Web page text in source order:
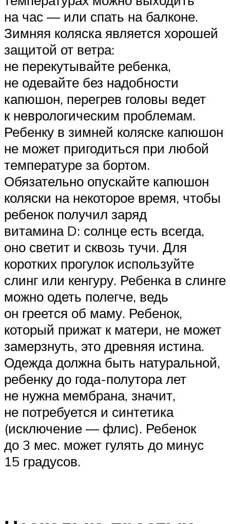
на час — или спать на балконе.
Зимняя коляска является хорошей
защитой от ветра:
не перекутывайте ребенка,
не одевайте без надобности
капюшон, перегрев головы ведет
к неврологическим проблемам.
Ребенку в зимней коляске капюшон
не может пригодиться при любой
температуре за бортом.
Обязательно опускайте капюшон
коляски на некоторое время, чтобы
ребенок получил заряд
витамина D: солнце есть всегда,
оно светит и сквозь тучи. Для
коротких прогулок используйте
слинг или кенгуру. Ребенка в слинге
можно одеть полегче, ведь
он греется об маму. Ребенок,
который прижат к матери, не может
замерзнуть, это древняя истина.
Одежда должна быть натуральной,
ребенку до года-полутора лет
не нужна мембрана, значит,
не потребуется и синтетика
(исключение — флис). Ребенок
до 3 мес. может гулять до минус
15 градусов.